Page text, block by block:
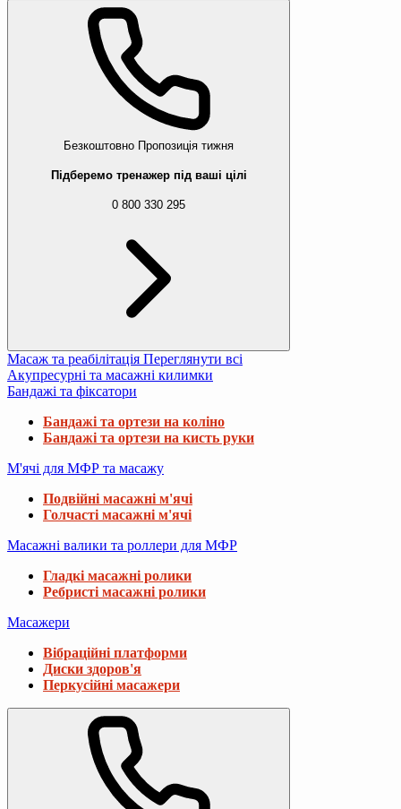
Безкоштовно Пропозиція тижня
Підберемо тренажер під ваші цілі
0 800 330 295
Масаж та реабілітація Переглянути всі
Акупресурні та масажні килимки
Бандажі та фіксатори
Бандажі та ортези на коліно
Бандажі та ортези на кисть руки
М'ячі для МФР та масажу
Подвійні масажні м'ячі
Голчасті масажні м'ячі
Масажні валики та роллери для МФР
Гладкі масажні ролики
Ребристі масажні ролики
Масажери
Вібраційні платформи
Диски здоров'я
Перкусійні масажери